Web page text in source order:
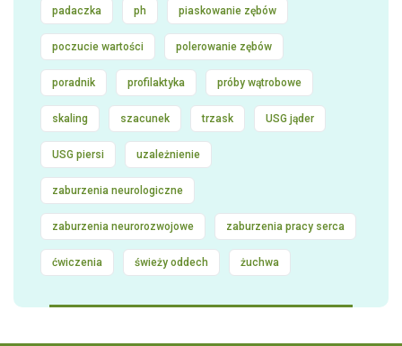
padaczka ph piaskowanie zębów
poczucie wartości polerowanie zębów
poradnik profilaktyka próby wątrobowe
skaling szacunek trzask USG jąder
USG piersi uzależnienie
zaburzenia neurologiczne
zaburzenia neurorozwojowe zaburzenia pracy serca
ćwiczenia świeży oddech żuchwa